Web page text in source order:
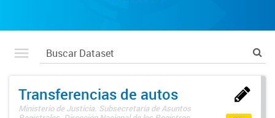
Transferencias de autos
Ministerio de Justicia. Subsecretaría de Asuntos